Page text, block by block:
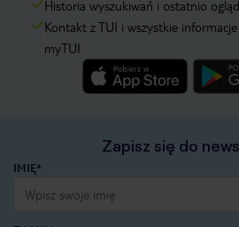
Historia wyszukiwań i ostatnio
Kontakt z TUI i wszystkie
myTUI
Zapisz się do
IMIĘ*